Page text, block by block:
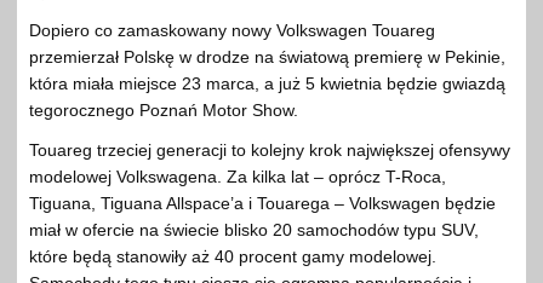
Dopiero co zamaskowany nowy Volkswagen Touareg
przemierzał Polskę w drodze na światową premierę w Pekinie,
która miała miejsce 23 marca, a już 5 kwietnia będzie gwiazdą
tegorocznego Poznań Motor Show.
Touareg trzeciej generacji to kolejny krok największej ofensywy
modelowej Volkswagena. Za kilka lat – oprócz T-Roca,
Tiguana, Tiguana Allspace’a i Touarega – Volkswagen będzie
miał w ofercie na świecie blisko 20 samochodów typu SUV,
które będą stanowiły aż 40 procent gamy modelowej.